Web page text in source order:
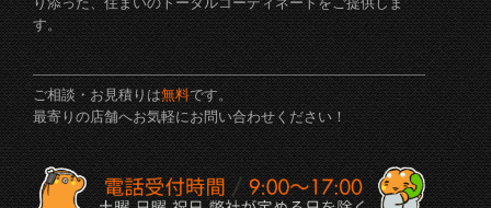
す。
ご相談・お見積りは無料です。
最寄りの店舗へお気軽にお問い合わせください！